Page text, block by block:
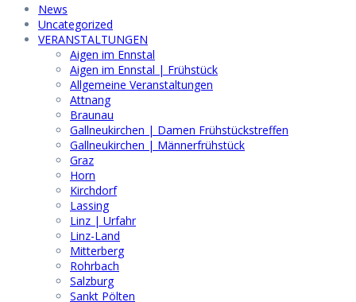
News
Uncategorized
VERANSTALTUNGEN
Aigen im Ennstal
Aigen im Ennstal | Frühstück
Allgemeine Veranstaltungen
Attnang
Braunau
Gallneukirchen | Damen Frühstückstreffen
Gallneukirchen | Männerfrühstück
Graz
Horn
Kirchdorf
Lassing
Linz | Urfahr
Linz-Land
Mitterberg
Rohrbach
Salzburg
Sankt Pölten